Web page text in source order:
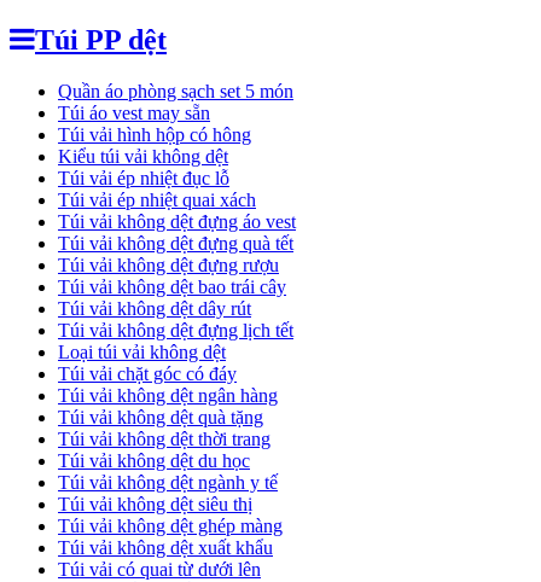
Túi PP dệt
Quần áo phòng sạch set 5 món
Túi áo vest may sẵn
Túi vải hình hộp có hông
Kiểu túi vải không dệt
Túi vải ép nhiệt đục lỗ
Túi vải ép nhiệt quai xách
Túi vải không dệt đựng áo vest
Túi vải không dệt đựng quà tết
Túi vải không dệt đựng rượu
Túi vải không dệt bao trái cây
Túi vải không dệt dây rút
Túi vải không dệt đựng lịch tết
Loại túi vải không dệt
Túi vải chặt góc có đáy
Túi vải không dệt ngân hàng
Túi vải không dệt quà tặng
Túi vải không dệt thời trang
Túi vải không dệt du học
Túi vải không dệt ngành y tế
Túi vải không dệt siêu thị
Túi vải không dệt ghép màng
Túi vải không dệt xuất khẩu
Túi vải có quai từ dưới lên